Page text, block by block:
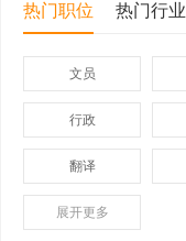
热门职位 热门行业
文员
行政
翻译
保险
展开更多